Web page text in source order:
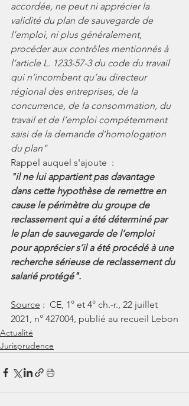
accordée, ne peut ni apprécier la
validité du plan de sauvegarde de
l’emploi, ni plus généralement,
procéder aux contrôles mentionnés à
l’article L. 1233-57-3 du code du travail
qui n’incombent qu’au directeur
régional des entreprises, de la
concurrence, de la consommation, du
travail et de l’emploi compétemment
saisi de la demande d’homologation
du plan"
Rappel auquel s'ajoute  :
"il ne lui appartient pas davantage
dans cette hypothèse de remettre en
cause le périmètre du groupe de
reclassement qui a été déterminé par
le plan de sauvegarde de l’emploi
pour apprécier s’il a été procédé à une
recherche sérieuse de reclassement du
salarié protégé".
Source : CE, 1° et 4° ch.-r., 22 juillet
2021, n° 427004, publié au recueil Lebon
Actualité
Jurisprudence